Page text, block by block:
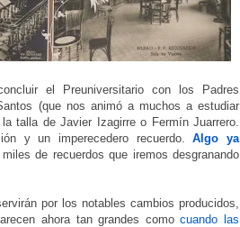
el Preuniversitario con los Padres
(que nos animó a muchos a estudiar
talla de Javier Izagirre o Fermín Juarrero.
y un imperecedero recuerdo.Algo ya
de recuerdos que iremos desgranando
por los notables cambios producidos,
ahora tan grandes comocuando las